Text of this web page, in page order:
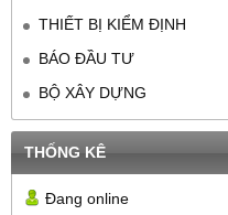
THIẾT BỊ KIỂM ĐỊNH
BÁO ĐẦU TƯ
BỘ XÂY DỰNG
THỐNG KÊ
Đang online